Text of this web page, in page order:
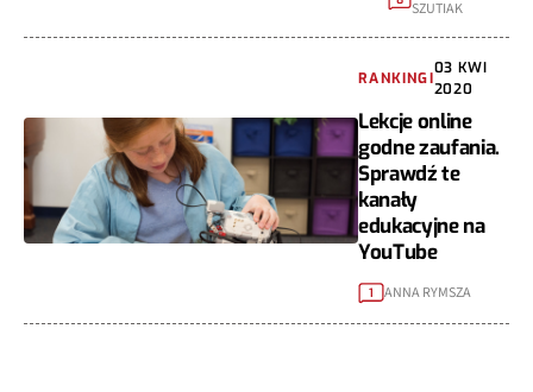
SZUTIAK
RANKINGI
03 KWI
2020
Lekcje online
godne zaufania.
Sprawdź te
kanały
edukacyjne na
YouTube
1 ANNA RYMSZA